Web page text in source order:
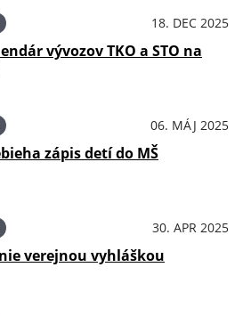
18. DEC 2025
vývozov TKO a STO na
06. MÁJ 2025
zápis detí do MŠ
30. APR 2025
verejnou vyhláškou